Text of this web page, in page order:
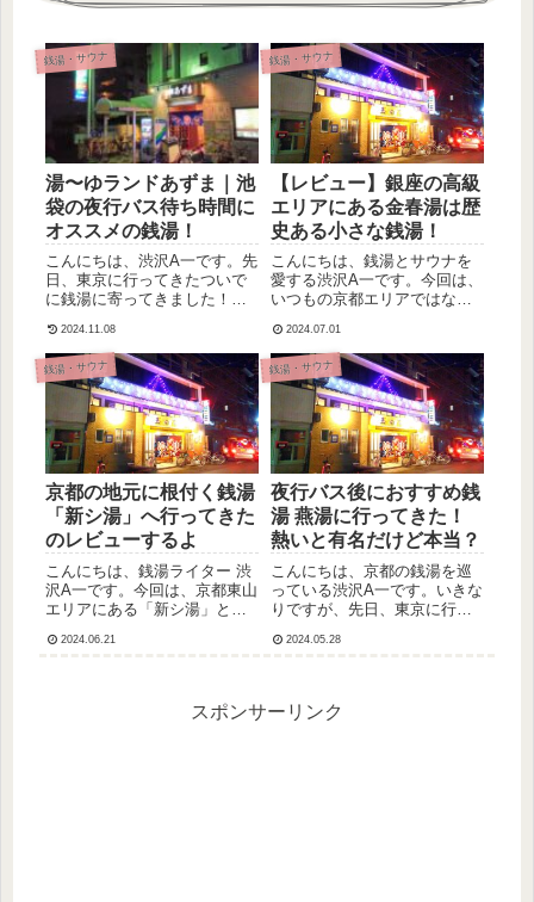
銭湯・サウナ
湯〜ゆランドあずま｜池
袋の夜行バス待ち時間に
オススメの銭湯！
こんにちは、渋沢A一です。先
日、東京に行ってきたついで
に銭湯に寄ってきました！京
ったので、池袋駅周辺の銭湯
を探して行ってきたというわ
けです。いつもは、京都住み
なので京都の銭湯メインです
が、たまに違う都市の銭湯に
いく...
2024.11.08
銭湯・サウナ
【レビュー】銀座の高級
エリアにある金春湯は歴
史ある小さな銭湯！
こんにちは、銭湯とサウナを
愛する渋沢A一です。今回は、
いつもの京都エリアではな
ツ）で遠征してきた東京・銀
座エリアにある「金春湯」と
いう銭湯に行ってきたのでレ
ビューを書きたいと思いま
す。泊まっていた「ホテル...
2024.07.01
銭湯・サウナ
京都の地元に根付く銭湯
「新シ湯」へ行ってきた
のレビューするよ
こんにちは、銭湯ライター 渋
沢A一です。今回は、京都東山
エリアにある「新シ湯」とい
ューを書きたいと思います。
群ですが、この銭湯自体は地
元の人に愛されている感じで
2024.06.21
銭湯・サウナ
夜行バス後におすすめ銭
湯 燕湯に行ってきた！
熱いと有名だけど本当？
こんにちは、京都の銭湯を巡
っている渋沢A一です。いきな
りですが、先日、東京に行っ
で、もちろん夜行バスで東京
今回は、がんばって４列シー
トで行ったので片道1600円...
2024.05.28
スポンサーリンク